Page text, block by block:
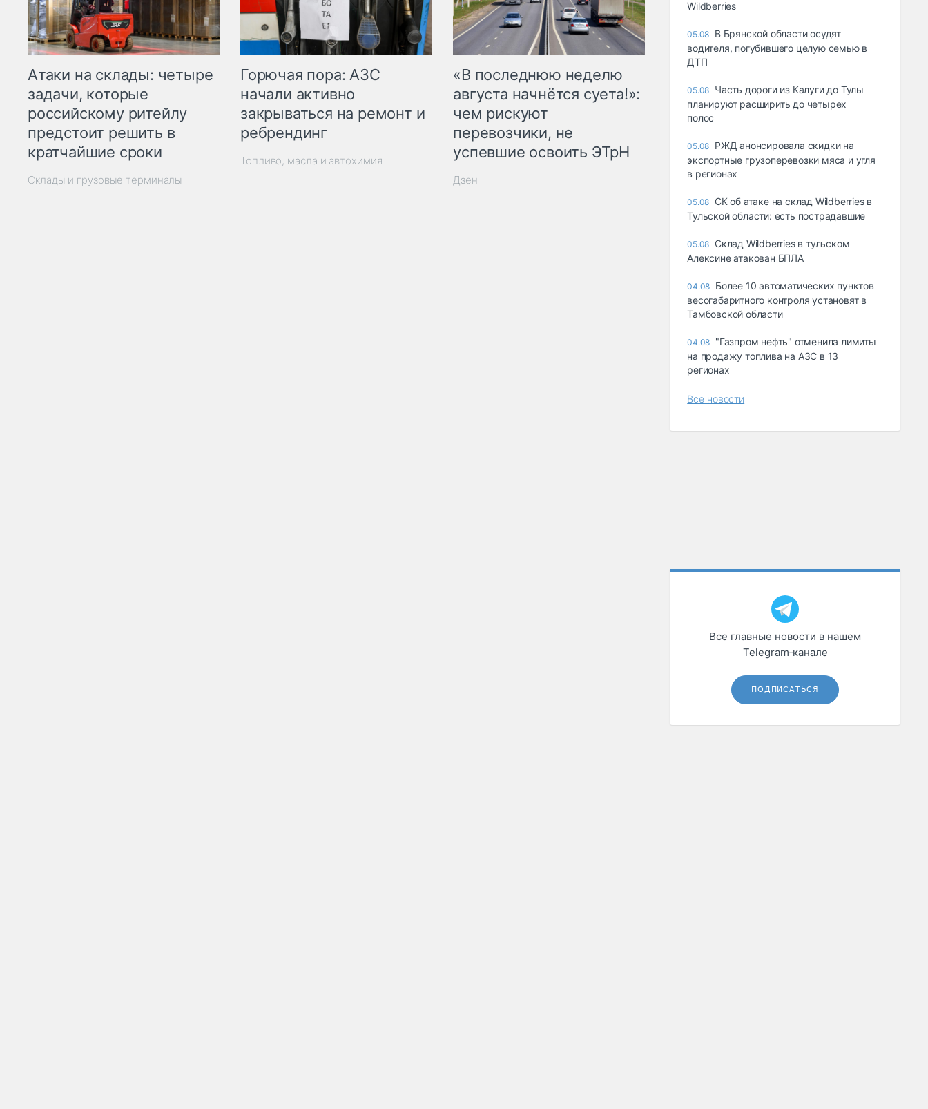
Атаки на склады: четыре
задачи, которые
российскому ритейлу
предстоит решить в
кратчайшие сроки
Склады и грузовые терминалы
Горючая пора: АЗС
начали активно
закрываться на ремонт и
ребрендинг
Топливо, масла и автохимия
«В последнюю неделю
августа начнётся суета!»:
чем рискуют
перевозчики, не
успевшие освоить ЭТрН
Дзен
Wildberries
05.08 В Брянской области осудят
водителя, погубившего целую семью в
ДТП
05.08 Часть дороги из Калуги до Тулы
планируют расширить до четырех
полос
05.08 РЖД анонсировала скидки на
экспортные грузоперевозки мяса и угля
в регионах
05.08 СК об атаке на склад Wildberries в
Тульской области: есть пострадавшие
05.08 Склад Wildberries в тульском
Алексине атакован БПЛА
04.08 Более 10 автоматических пунктов
весогабаритного контроля установят в
Тамбовской области
04.08 "Газпром нефть" отменила лимиты
на продажу топлива на АЗС в 13
регионах
Все новости
Все главные новости в нашем
Telegram‑канале
ПОДПИСАТЬСЯ